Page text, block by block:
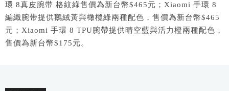
環 8真皮腕带 格紋綠售價為新台幣$465元；Xiaomi 手環 8
編織腕带提供鵝絨黃與橄欖綠兩種配色，售價為新台幣$465
元；Xiaomi 手環 8 TPU腕帶提供晴空藍與活力橙兩種配色，
售價為新台幣$175元。